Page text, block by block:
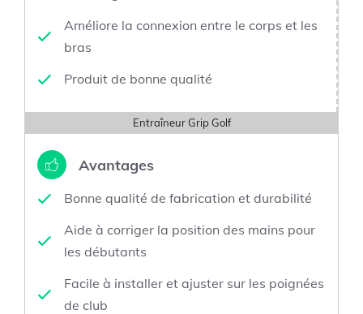
Améliore la connexion entre le corps et les
bras
Produit de bonne qualité
Entraîneur Grip Golf
Avantages
Bonne qualité de fabrication et durabilité
Aide à corriger la position des mains pour
les débutants
Facile à installer et ajuster sur les poignées
de club